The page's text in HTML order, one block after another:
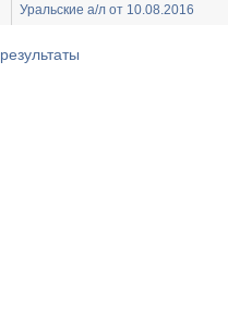
Уральские а/л от 10.08.2016